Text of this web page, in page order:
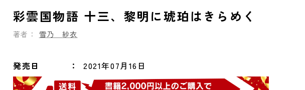
彩雲国物語 十三、黎明に琥珀はきらめく
著者： 雪乃 紗衣
発売日 2021年07月16日